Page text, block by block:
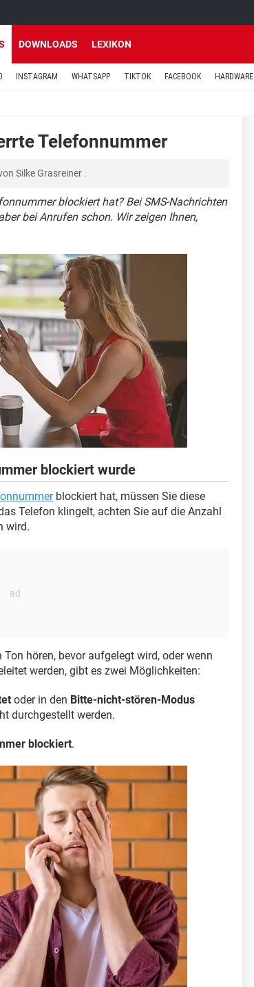
DOWNLOADS LEXIKON
INSTAGRAM WHATSAPP TIKTOK FACEBOOK HARDWARE
Telefonnummer
Silke Grasreiner .
blockiert hat? Bei SMS-Nachrichten
bei Anrufen schon. Wir zeigen Ihnen,
blockiert wurde
blockiert hat, müssen Sie diese
Telefon klingelt, achten Sie auf die Anzahl
wird.
hören, bevor aufgelegt wird, oder wenn
werden, gibt es zwei Möglichkeiten:
oder in den Bitte-nicht-stören-Modus
durchgestellt werden.
blockiert.